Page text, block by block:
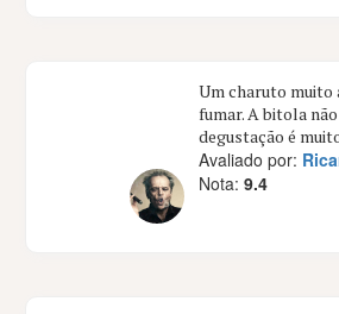
Um charuto muito
fumar. A bitola
degustação é
Avaliado por:
Nota:9.4